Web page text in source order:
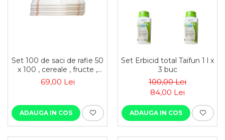
Set 100 de saci de rafie 50
x 100 , cereale , fructe ,
moloz , menaj si
depozitare
69,00 Lei
ADAUGA IN COS
Set Erbicid total Taifun 1 l x
3 buc
100,00 Lei
84,00 Lei
ADAUGA IN COS